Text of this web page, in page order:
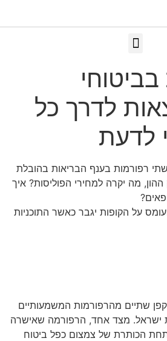
לדרך כל
לדעת
שתי רפורמות בענף הבריאות בהובלת
מה יקרה למחירי הפוליסות? איך
על הקופות יגבר כאשר התוכניות
שתיים מהרפורמות המשמעותיים
ישראל. מצד אחד, הרפורמה שאישרה
הכותרת של צמצום כפל ביטוח